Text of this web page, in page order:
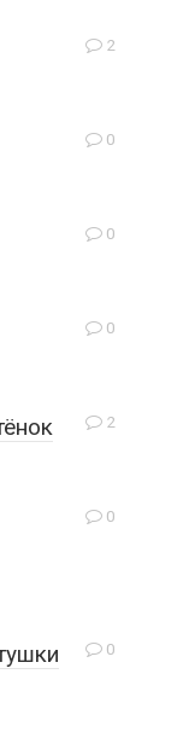
2
0
0
0
2
0
0